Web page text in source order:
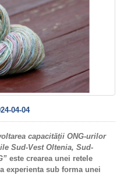
04-04
capacității ONG-urilor
Sud-Vest Oltenia, Sud-
este crearea unei retele
experienta sub forma unei